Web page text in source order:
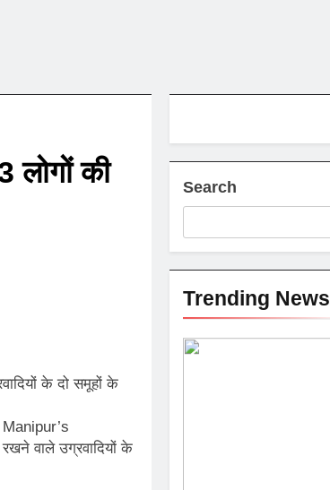
लोगों की
के दो समूहों के
Manipur’s
वाले उग्रवादियों के
Search
Trending News